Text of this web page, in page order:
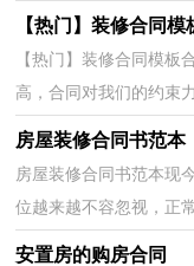
的因素。相信大家又在
【热门】装修合同模
【热门】装修合同模板
高，合同对我们的约束
事之间的关系。那么我
房屋装修合同书范本
房屋装修合同书范本现
位越来越不容忽视，正
么问题来了，到底应如
安置房的购房合同